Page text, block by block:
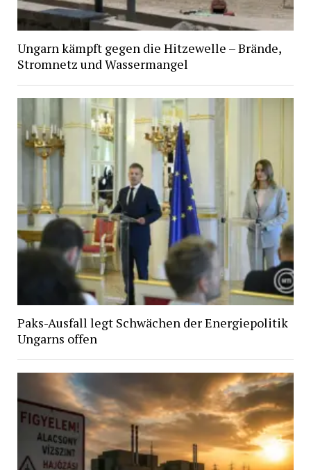
Ungarn kämpft gegen die Hitzewelle – Brände,
Stromnetz und Wassermangel
Paks-Ausfall legt Schwächen der Energiepolitik
Ungarns offen